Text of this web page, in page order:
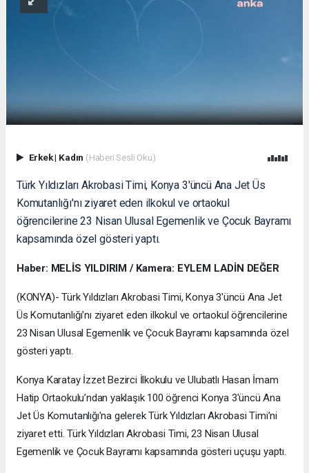
Erkek| Kadın (Haberi Sesli Oku)
Türk Yıldızları Akrobasi Timi, Konya 3'üncü Ana Jet Üs
Komutanlığı'nı ziyaret eden ilkokul ve ortaokul
öğrencilerine 23 Nisan Ulusal Egemenlik ve Çocuk Bayramı
kapsamında özel gösteri yaptı.
Haber: MELİS YILDIRIM / Kamera: EYLEM LADİN DEĞER
(KONYA)- Türk Yıldızları Akrobasi Timi, Konya 3'üncü Ana Jet
Üs Komutanlığı'nı ziyaret eden ilkokul ve ortaokul öğrencilerine
23 Nisan Ulusal Egemenlik ve Çocuk Bayramı kapsamında özel
gösteri yaptı.
Konya Karatay İzzet Bezirci İlkokulu ve Ulubatlı Hasan İmam
Hatip Ortaokulu’ndan yaklaşık 100 öğrenci Konya 3'üncü Ana
Jet Üs Komutanlığı'na gelerek Türk Yıldızları Akrobasi Timi’ni
ziyaret etti. Türk Yıldızları Akrobasi Timi, 23 Nisan Ulusal
Egemenlik ve Çocuk Bayramı kapsamında gösteri uçuşu yaptı.